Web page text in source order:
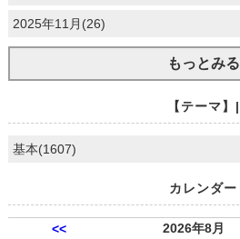
2025年11月(26)
もっとみる
【テーマ】|
基本(1607)
カレンダー
<<
2026年8月